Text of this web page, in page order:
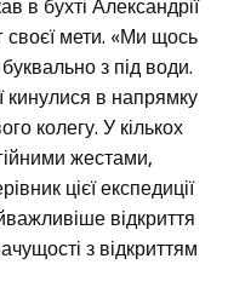
в бухті Александрії
своєї мети. «Ми щось
з під води.
кинулися в напрямку
колегу. У кількох
жестами,
цієї експедиції
відкриття
з відкриттям